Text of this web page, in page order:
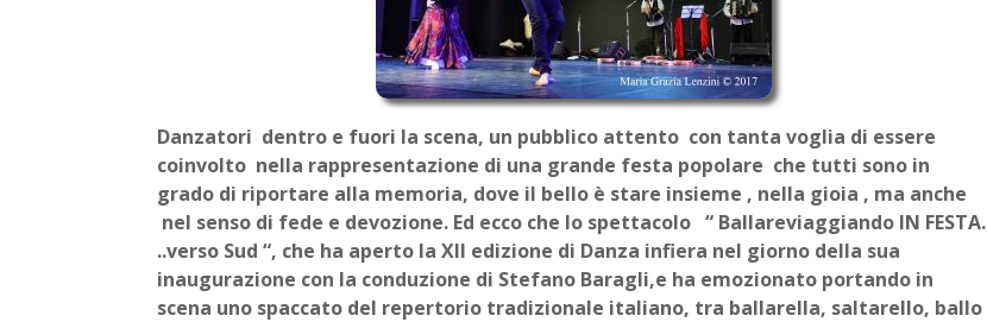
Danzatori dentro e fuori la scena, un pubblico attento con tanta voglia di essere
coinvolto nella rappresentazione di una grande festa popolare che tutti sono in
grado di riportare alla memoria, dove il bello è stare insieme , nella gioia , ma anche
nel senso di fede e devozione. Ed ecco che lo spettacolo “ Ballareviaggiando IN FESTA.
..verso Sud “, che ha aperto la XII edizione di Danza infiera nel giorno della sua
inaugurazione con la conduzione di Stefano Baragli,e ha emozionato portando in
scena uno spaccato del repertorio tradizionale italiano, tra ballarella, saltarello, ballo